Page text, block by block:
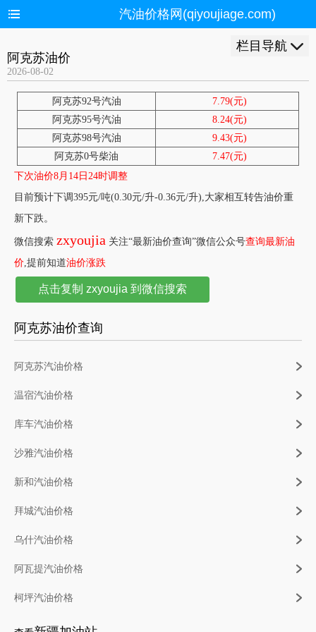
汽油价格网(qiyoujiage.com)
栏目导航
阿克苏油价
2026-08-02
阿克苏92号汽油
7.79(元)
阿克苏95号汽油
8.24(元)
阿克苏98号汽油
9.43(元)
阿克苏0号柴油
7.47(元)
下次油价8月14日24时调整
目前预计下调395元/吨(0.30元/升-0.36元/升),大家相互转告油价重
新下跌。
微信搜索 zxyoujia 关注“最新油价查询”微信公众号查询最新油
价,提前知道油价涨跌
点击复制 zxyoujia 到微信搜索
阿克苏油价查询
阿克苏汽油价格
温宿汽油价格
库车汽油价格
沙雅汽油价格
新和汽油价格
拜城汽油价格
乌什汽油价格
阿瓦提汽油价格
柯坪汽油价格